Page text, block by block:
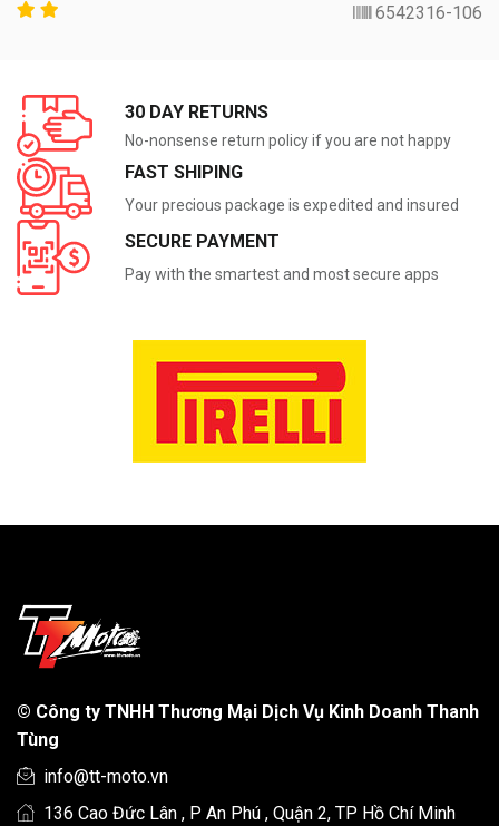
6542316-106
30 DAY RETURNS
No-nonsense return policy if you are not happy
FAST SHIPING
Your precious package is expedited and insured
SECURE PAYMENT
Pay with the smartest and most secure apps
© Công ty TNHH Thương Mại Dịch Vụ Kinh Doanh Thanh
Tùng
info@tt-moto.vn
136 Cao Đức Lân , P An Phú , Quận 2, TP Hồ Chí Minh